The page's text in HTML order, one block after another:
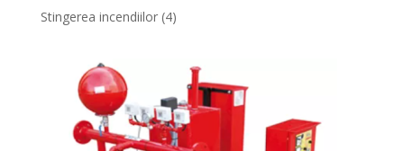
products
Stingerea incendiilor 44